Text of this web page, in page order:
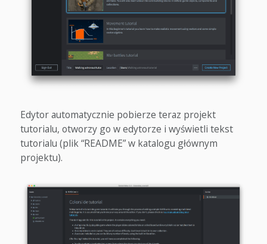
Edytor automatycznie pobierze teraz projekt
tutorialu, otworzy go w edytorze i wyświetli tekst
tutorialu (plik “README” w katalogu głównym
projektu).